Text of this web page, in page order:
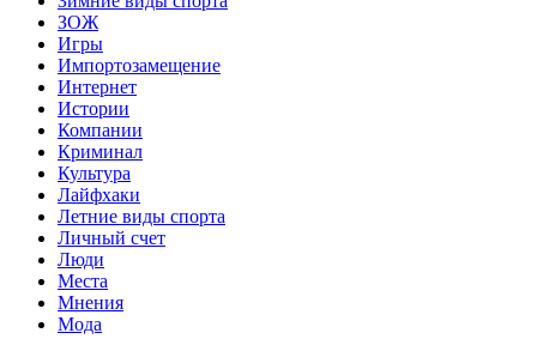
ЗОЖ
Игры
Импортозамещение
Интернет
Истории
Компании
Криминал
Культура
Лайфхаки
Летние виды спорта
Личный счет
Люди
Места
Мнения
Мода